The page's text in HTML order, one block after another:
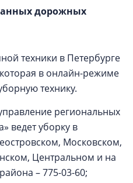
дорожных
техники в Петербурге
в онлайн-режиме
технику.
региональных
ведет уборку в
Московском,
Центральном и на
– 775-03-60;